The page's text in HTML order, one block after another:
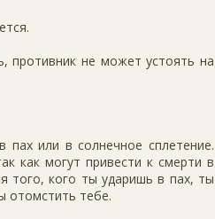
противник не может устоять на
или в солнечное сплетение.
как могут привести к смерти в
того, кого ты ударишь в пах, ты
отомстить тебе.